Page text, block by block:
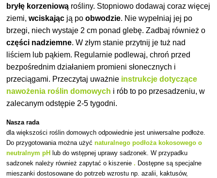
bryłę korzeniową rośliny. Stopniowo dodawaj coraz więcej
ziemi,wciskając ją poobwodzie. Nie wypełniaj jej po
brzegi, niech wystaje 2 cm ponad glebę. Zadbaj również o
części nadziemne. W złym stanie przytnij je tuż nad
liściem lub pąkiem. Regularnie podlewaj, chroń przed
bezpośrednim działaniem promieni słonecznych i
przeciągami. Przeczytaj uważnie instrukcje dotyczące
nawożenia roślin domowych i rób to po przesadzeniu, w
zalecanym odstępie 2-5 tygodni.
Nasza rada
dla większości roślin domowych odpowiednie jest uniwersalne podłoże.
Do przygotowania można użyćnaturalnego podłoża kokosowego o
neutralnym pH lub do wstępnej uprawy sadzonek. W przypadku
sadzonek należy również zapytać o kiszenie. Dostępne są specjalne
mieszanki dostosowane do potrzeb wzrostu np. azalii, kaktusów,